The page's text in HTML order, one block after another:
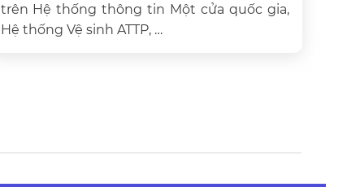
trên Hệ thống thông tin Một cửa quốc gia,
Hệ thống Vệ sinh ATTP, …